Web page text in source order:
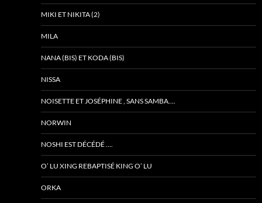
MIKI ET NIKITA (2)
MILA
NANA (BIS) ET KODA (BIS)
NISSA
NOISETTE ET JOSÉPHINE , SANS SAMBA….
NORWIN
NOSHI EST DÉCÉDÉ ….
O’ LU XING REBAPTISÉ KING O’ LU
ORKA